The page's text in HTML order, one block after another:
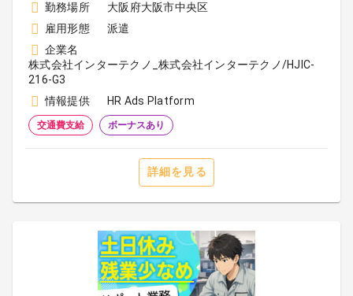
勤務場所
大阪府大阪市中央区
雇用形態
派遣
企業名
株式会社インターテクノ_株式会社インターテクノ/HJIC-
216-G3
情報提供
HR Ads Platform
交通費支給 ボーナスあり
詳細を見る